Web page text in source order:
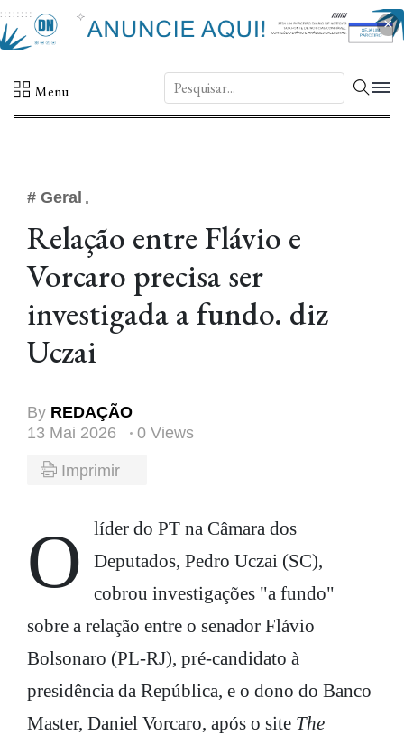
×
Menu DN.
# Geral
Relação entre Flávio e
Vorcaro precisa ser
investigada a fundo. diz
Uczai
By REDAÇÃO
13 Mai 2026
0 Views
Imprimir
O líder do PT na Câmara dos
Deputados, Pedro Uczai (SC),
cobrou investigações "a fundo"
sobre a relação entre o senador Flávio
Bolsonaro (PL-RJ), pré-candidato à
presidência da República, e o dono do Banco
Master, Daniel Vorcaro, após o site The